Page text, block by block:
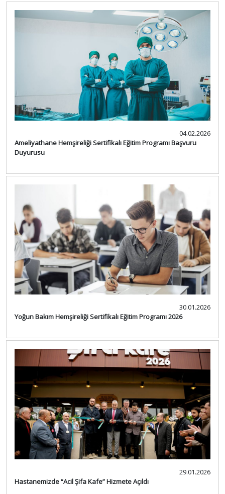
04.02.2026
Ameliyathane Hemşireliği Sertifikalı Eğitim Programı Başvuru
Duyurusu
30.01.2026
Yoğun Bakım Hemşireliği Sertifikalı Eğitim Programı 2026
29.01.2026
Hastanemizde “Acil Şifa Kafe” Hizmete Açıldı